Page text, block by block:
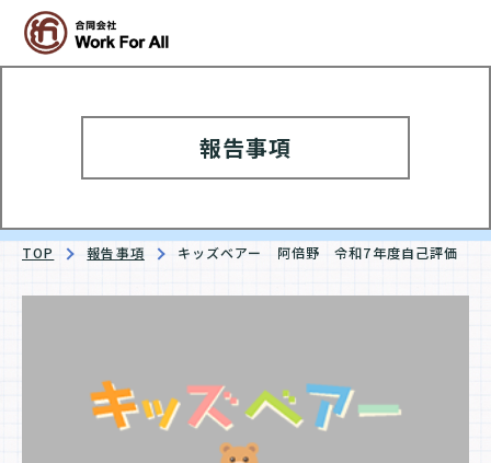
報告事項
TOP 報告事項 キッズベアー 阿倍野 令和7年度自己評価